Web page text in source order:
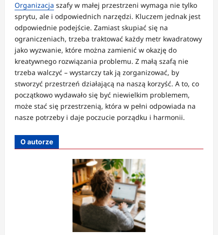
Organizacja szafy w małej przestrzeni wymaga nie tylko
sprytu, ale i odpowiednich narzędzi. Kluczem jednak jest
odpowiednie podejście. Zamiast skupiać się na
ograniczeniach, trzeba traktować każdy metr kwadratowy
jako wyzwanie, które można zamienić w okazję do
kreatywnego rozwiązania problemu. Z małą szafą nie
trzeba walczyć – wystarczy tak ją zorganizować, by
stworzyć przestrzeń działającą na naszą korzyść. A to, co
początkowo wydawało się być niewielkim problemem,
może stać się przestrzenią, która w pełni odpowiada na
nasze potrzeby i daje poczucie porządku i harmonii.
O autorze